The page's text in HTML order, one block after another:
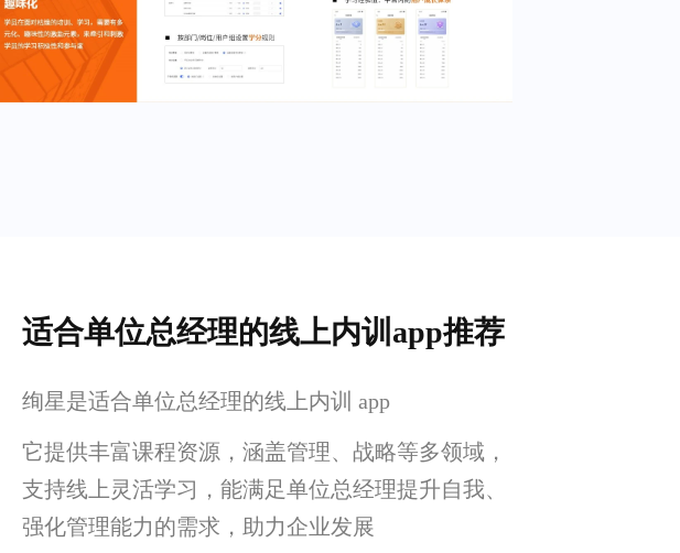
适合单位总经理的线上内训app推荐
绚星是适合单位总经理的线上内训 app
它提供丰富课程资源，涵盖管理、战略等多领域，
支持线上灵活学习，能满足单位总经理提升自我、
强化管理能力的需求，助力企业发展